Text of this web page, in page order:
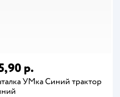
р.
УМка Синий трактор